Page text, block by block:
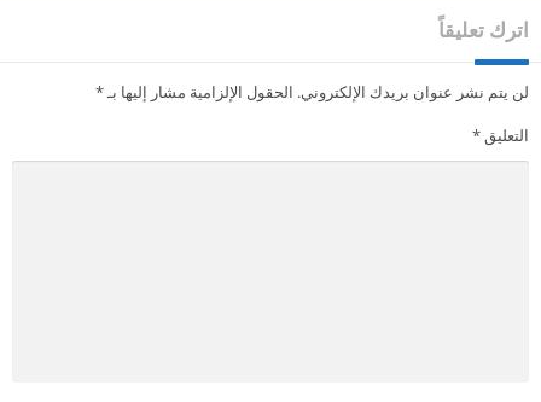
اترك تعليقاً
لن يتم نشر عنوان بريدك الإلكتروني. الحقول الإلزامية مشار إليها بـ*
التعليق*